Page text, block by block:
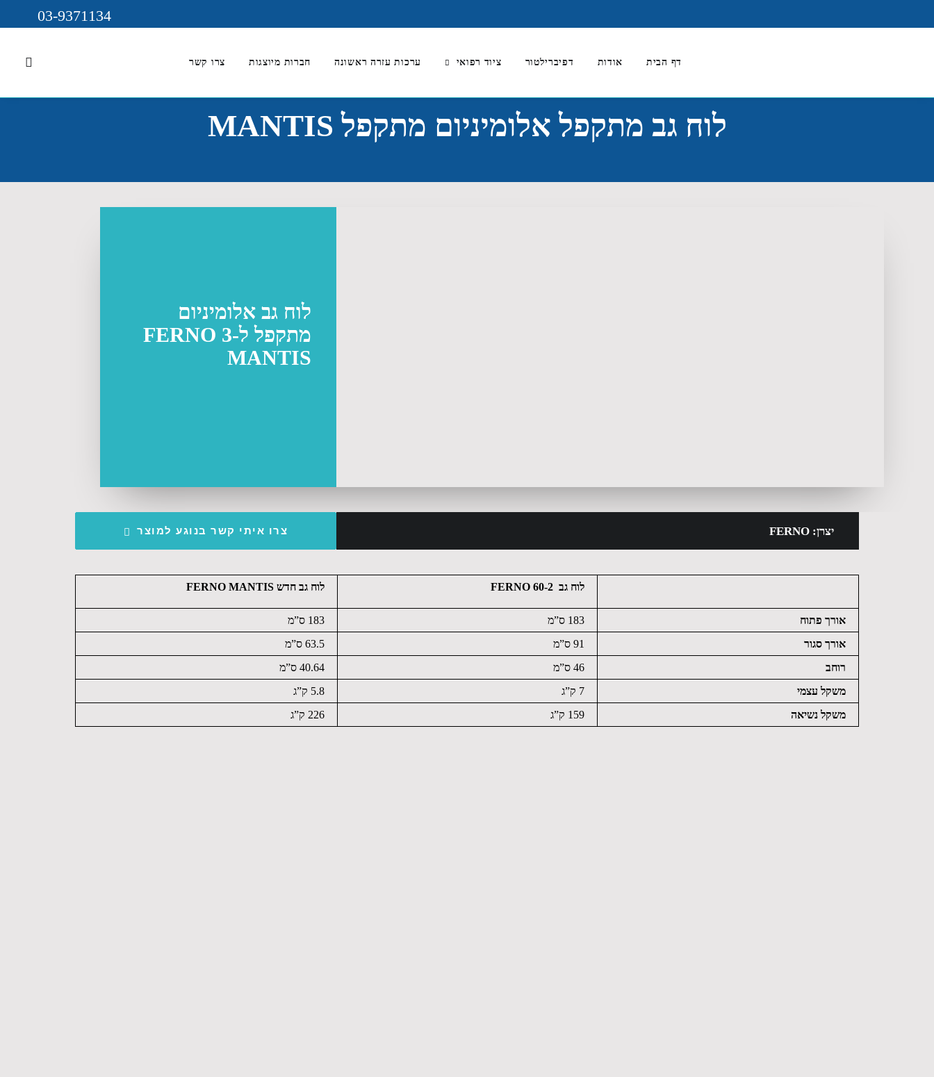
03-9371134
דף הבית אודות דפיברילטור ציוד רפואי ערכות עזרה ראשונה חברות מיוצגות צרו קשר
לוח גב מתקפל אלומיניום מתקפל MANTIS
לוח גב אלומיניום
מתקפל ל-3 FERNO
MANTIS
יצרן: FERNO צרו איתי קשר בנוגע למוצר
לוח גב 60-2 FERNO לוח גב חדש FERNO MANTIS
אורך פתוח 183 ס”מ
183 ס”מ
אורך סגור
91 ס”מ
63.5 ס”מ
רוחב
46 ס”מ
40.64 ס”מ
משקל עצמי
7 ק”ג
5.8 ק”ג
משקל נשיאה
159 ק”ג 226 ק”ג